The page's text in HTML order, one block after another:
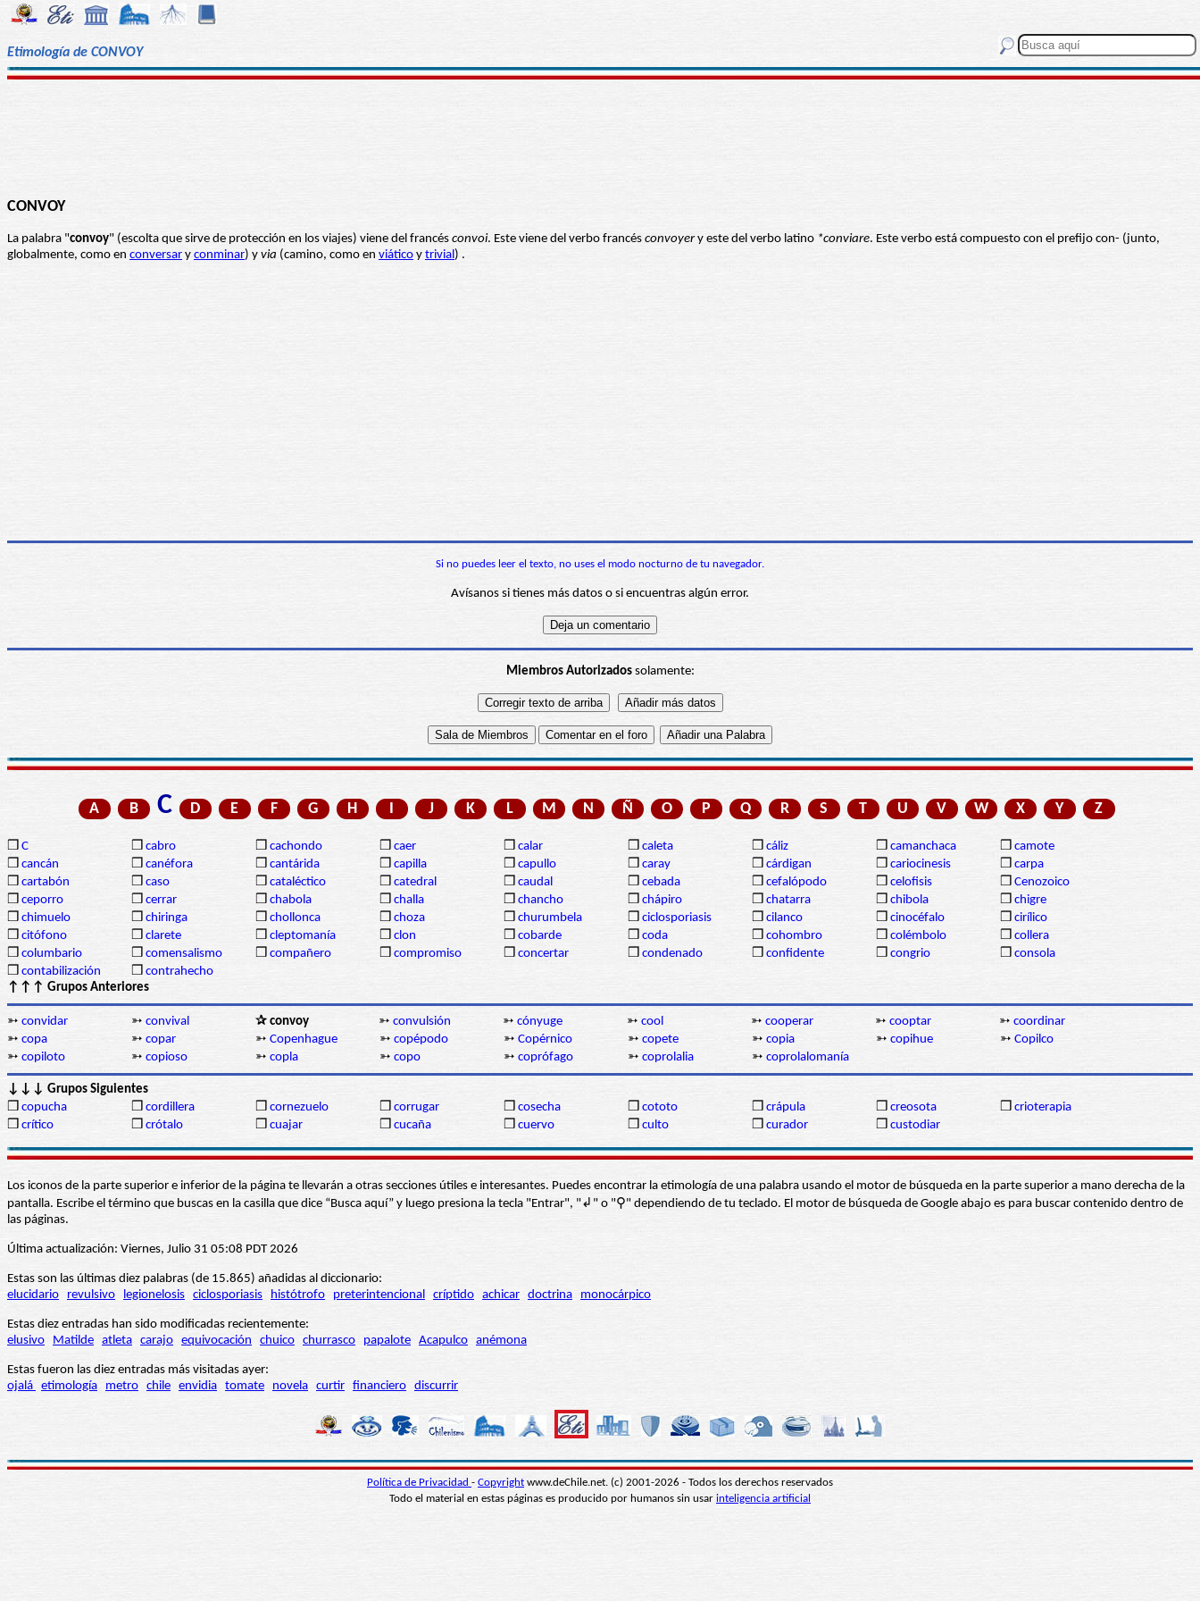
Etimología de CONVOY
CONVOY
La palabra "convoy" (escolta que sirve de protección en los viajes) viene del francés convoi. Este viene del verbo francés convoyery este del verbo latino *conviare. Este verbo está compuesto con el prefijo con- (junto,
globalmente, como en conversar y conminar) y via (camino, como en viático y trivial) .
Si no puedes leer el texto, no uses el modo nocturno de tu navegador.
Avísanos si tienes más datos o si encuentras algún error.
Miembros Autorizadossolamente:
A B C D E F G H I J K L M N Ñ O P Q R S T U V W X Y Z
❒ C ❒ cabro ❒ cachondo ❒ caer ❒ calar ❒ caleta ❒ cáliz ❒ camanchaca ❒ camote
❒ cancán ❒ canéfora ❒ cantárida ❒ capilla ❒ capullo ❒ caray ❒ cárdigan ❒ cariocinesis ❒ carpa
❒ cartabón ❒ caso ❒ cataléctico ❒ catedral ❒ caudal ❒ cebada ❒ cefalópodo ❒ celofisis ❒ Cenozoico
❒ ceporro ❒ cerrar ❒ chabola ❒ challa ❒ chancho ❒ chápiro ❒ chatarra ❒ chibola ❒ chigre
❒ chimuelo ❒ chiringa ❒ chollonca ❒ choza ❒ churumbela ❒ ciclosporiasis ❒ cilanco ❒ cinocéfalo ❒ cirílico
❒ citófono ❒ clarete ❒ cleptomanía ❒ clon ❒ cobarde ❒ coda ❒ cohombro ❒ colémbolo ❒ collera
❒ columbario ❒ comensalismo ❒ compañero ❒ compromiso ❒ concertar ❒ condenado ❒ confidente ❒ congrio ❒ consola
❒ contabilización ❒ contrahecho
↑↑↑ Grupos Anteriores
➳ convidar ➳ convival ✰ convoy ➳ convulsión ➳ cónyuge ➳ cool ➳ cooperar ➳ cooptar ➳ coordinar
➳ copa ➳ copar ➳ Copenhague ➳ copépodo ➳ Copérnico ➳ copete ➳ copia ➳ copihue ➳ Copilco
➳ copiloto ➳ copioso ➳ copla ➳ copo ➳ coprófago ➳ coprolalia ➳ coprolalomanía
↓↓↓ Grupos Siguientes
❒ copucha ❒ cordillera ❒ cornezuelo ❒ corrugar ❒ cosecha ❒ cototo ❒ crápula ❒ creosota ❒ crioterapia
❒ crítico ❒ crótalo ❒ cuajar ❒ cucaña ❒ cuervo ❒ culto ❒ curador ❒ custodiar
Los iconos de la parte superior e inferior de la página te llevarán a otras secciones útiles e interesantes. Puedes encontrar la etimología de una palabra usando el motor de búsqueda en la parte superior a mano derecha de la
pantalla. Escribe el término que buscas en la casilla que dice “Busca aquí” y luego presiona la tecla "Entrar", "↲" o "⚲" dependiendo de tu teclado. El motor de búsqueda de Google abajo es para buscar contenido dentro de
las páginas.
Última actualización: Viernes, Julio 31 05:08 PDT 2026
Estas son las últimas diez palabras (de 15.865) añadidas al diccionario:
elucidario
revulsivo legionelosis ciclosporiasis histótrofo preterintencional críptido achicar doctrina monocárpico
Estas diez entradas han sido modificadas recientemente:
elusivo
Matilde atleta carajo equivocación chuico churrasco papalote Acapulco anémona
Estas fueron las diez entradas más visitadas ayer:
ojalá etimología metro chile envidia tomate novela curtir financiero discurrir
Política de Privacidad - Copyright www.deChile.net. (c) 2001-2026 - Todos los derechos reservados
Todo el material en estas páginas es producido por humanos sin usar inteligencia artificial